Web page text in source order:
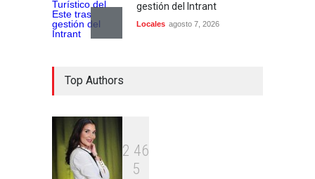
gestión del Intrant
Locales agosto 7, 2026
Alcalde Manolito Ramírez
Top Authors
2 46
5